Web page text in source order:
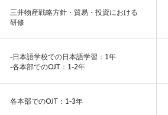
三井物産戦略方針・貿易・投資における
研修
-日本語学校での日本語学習：1年
-各本部でのOJT：1-2年
各本部でのOJT：1-3年